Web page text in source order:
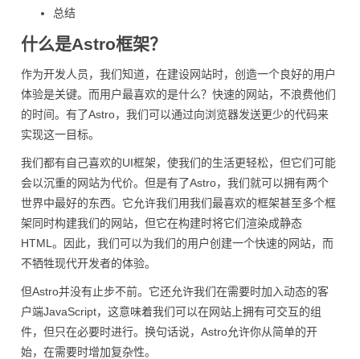
总结
什么是Astro框架？
作为开发人员，我们知道，在建设网站时，创造一个良好的用户
体验是关键。而用户最喜欢的是什么？快速的网站，不浪费他们
的时间。有了Astro，我们可以通过向浏览器发送更少的代码来
实现这一目标。
我们都有自己喜欢的UI框架，使我们的生活更轻松，但它们可能
会以沉重的网站为代价。但是有了Astro，我们就可以拥有两个
世界中最好的东西。它允许我们用我们最喜欢的框架甚至多个框
架同时构建我们的网站，但它在构建时将它们渲染成静态
HTML。因此，我们可以为我们的用户创建一个快速的网站，而
不牺牲现代开发者的体验。
但Astro并没有止步不前。它还允许我们在需要时加入动态的客
户端JavaScript，这意味着我们可以在网站上拥有可交互的组
件，但只在必要时进行。换句话说，Astro允许你从简单的开
始，在需要时增加复杂性。